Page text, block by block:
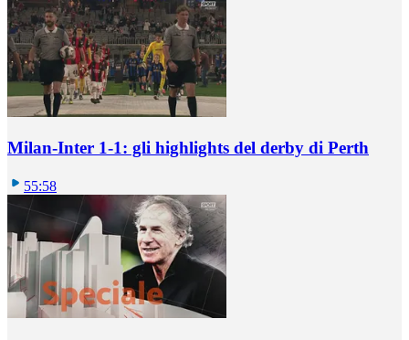
Milan-Inter 1-1: gli highlights del derby di Perth
55:58